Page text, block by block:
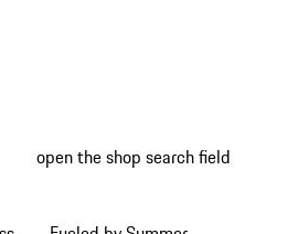
open the shop search field